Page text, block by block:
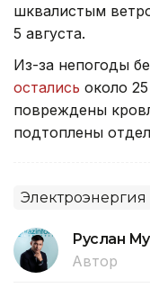
шквалистым
5 августа.
Из-за непогоды
остались около
повреждены
подтоплены
Электроэнергия
Руслан
Автор